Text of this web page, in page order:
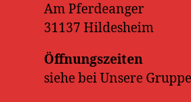
Am Pferdeanger
31137 Hildesheim
Öffnungszeiten
siehe bei Unsere